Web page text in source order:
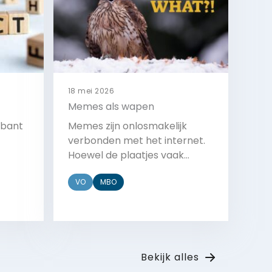
18 mei 2026
Memes als wapen
Memes zijn onlosmakelijk
verbonden met het internet.
Hoewel de plaatjes vaak
meer invloed dan je misschien
VO MBO
Bekijk alles